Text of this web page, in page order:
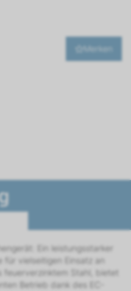
Merken
Ein leistungsstarker
für vielseitigen Einsatz an
feuerverzinktem Stahl, bietet
Betrieb dank des EC-